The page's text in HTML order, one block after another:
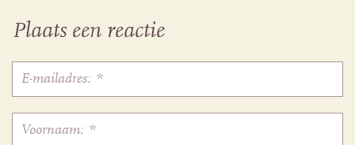
Plaats een reactie